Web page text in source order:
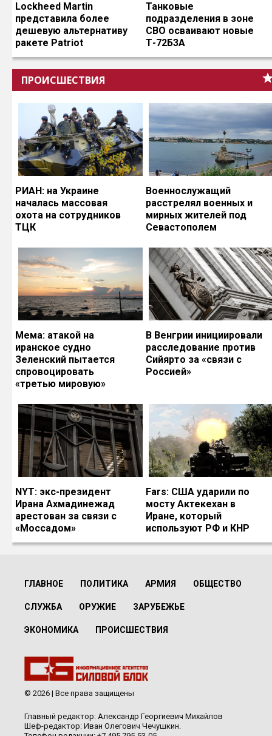
Lockheed Martin
представила более
дешевую альтернативу
ракете Patriot
Танковые
подразделения в зоне
СВО осваивают новые
Т-72Б3А
ПРОИСШЕСТВИЯ
РИАН: на Украине
началась массовая
охота на сотрудников
ТЦК
Военнослужащий
расстрелял военных и
мирных жителей под
Севастополем
Мема: атакой на
иранское судно
Зеленский пытается
спровоцировать
«третью мировую»
В Венгрии инициировали
расследование против
Сийярто за «связи с
Россией»
NYT: экс-президент
Ирана Ахмадинежад
арестован за связи с
«Моссадом»
Fars: США ударили по
мосту Актекехан в
Иране, который
используют РФ и КНР
ГЛАВНОЕ ПОЛИТИКА АРМИЯ ОБЩЕСТВО
СЛУЖБА ОРУЖИЕ ЗАРУБЕЖЬЕ
ЭКОНОМИКА ПРОИСШЕСТВИЯ
© 2026 | Все права защищены
Главный редактор: Александр Георгиевич Михайлов
Шеф-редактор: Иван Олегович Чечушкин.